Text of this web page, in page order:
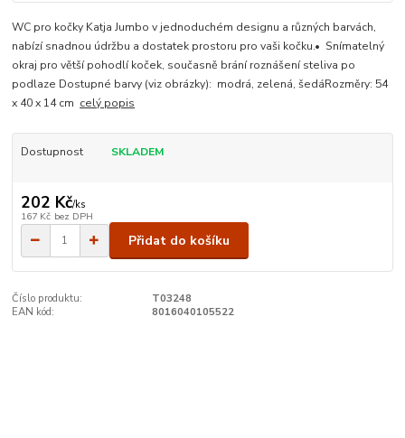
WC pro kočky Katja Jumbo v jednoduchém designu a různých barvách,
nabízí snadnou údržbu a dostatek prostoru pro vaši kočku.• Snímatelný
okraj pro větší pohodlí koček, současně brání roznášení steliva po
podlaze Dostupné barvy (viz obrázky): modrá, zelená, šedáRozměry: 54
x 40 x 14 cm celý popis
Dostupnost SKLADEM
202 Kč/ks
167 Kč bez DPH
Přidat do košíku
Číslo produktu:
T03248
EAN kód:
8016040105522